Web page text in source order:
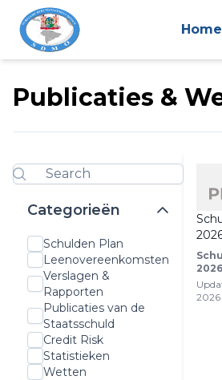
Home
Publicaties &
Categorieën
Schulden Plan
Leenovereenkomsten
Verslagen &
Rapporten
Publicaties van de
Staatsschuld
Credit Risk
Statistieken
Wetten
2026
2026